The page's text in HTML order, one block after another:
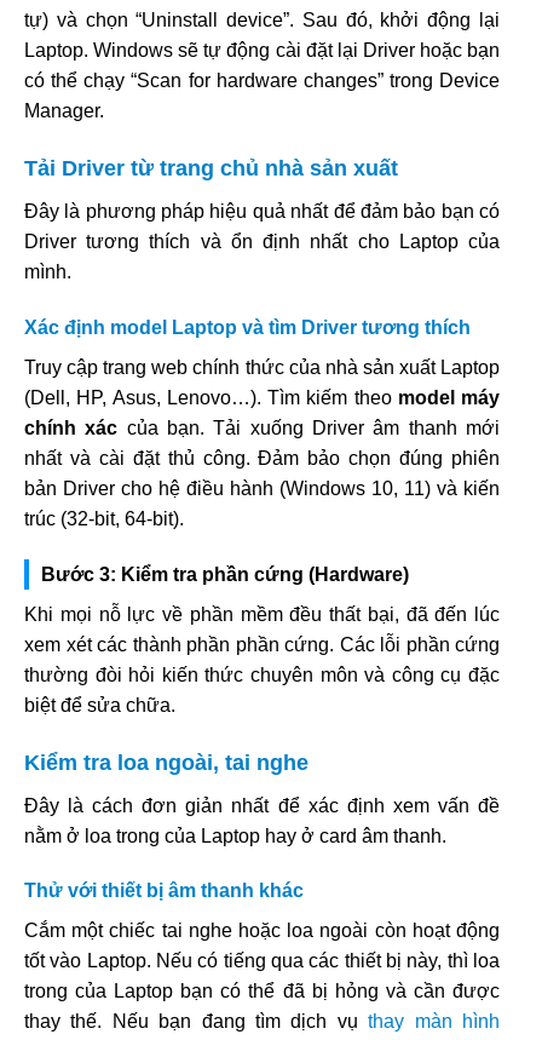
tự) và chọn “Uninstall device”. Sau đó, khởi động lại
Laptop. Windows sẽ tự động cài đặt lại Driver hoặc bạn
có thể chạy “Scan for hardware changes” trong Device
Manager.
Tải Driver từ trang chủ nhà sản xuất
Đây là phương pháp hiệu quả nhất để đảm bảo bạn có
Driver tương thích và ổn định nhất cho Laptop của
mình.
Xác định model Laptop và tìm Driver tương thích
Truy cập trang web chính thức của nhà sản xuất Laptop
(Dell, HP, Asus, Lenovo…). Tìm kiếm theo model máy
chính xác của bạn. Tải xuống Driver âm thanh mới
nhất và cài đặt thủ công. Đảm bảo chọn đúng phiên
bản Driver cho hệ điều hành (Windows 10, 11) và kiến
trúc (32-bit, 64-bit).
Bước 3: Kiểm tra phần cứng (Hardware)
Khi mọi nỗ lực về phần mềm đều thất bại, đã đến lúc
xem xét các thành phần phần cứng. Các lỗi phần cứng
thường đòi hỏi kiến thức chuyên môn và công cụ đặc
biệt để sửa chữa.
Kiểm tra loa ngoài, tai nghe
Đây là cách đơn giản nhất để xác định xem vấn đề
nằm ở loa trong của Laptop hay ở card âm thanh.
Thử với thiết bị âm thanh khác
Cắm một chiếc tai nghe hoặc loa ngoài còn hoạt động
tốt vào Laptop. Nếu có tiếng qua các thiết bị này, thì loa
trong của Laptop bạn có thể đã bị hỏng và cần được
thay thế. Nếu bạn đang tìm dịch vụthay màn hình